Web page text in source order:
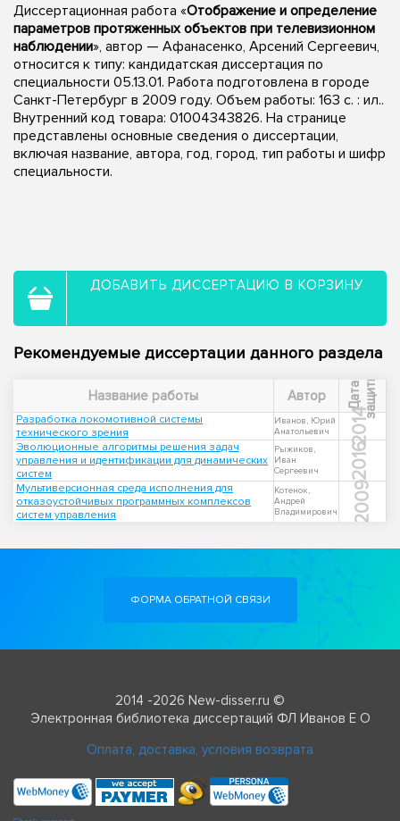
Диссертационная работа «Отображение и определение
параметров протяженных объектов при телевизионном
наблюдении», автор — Афанасенко, Арсений Сергеевич,
относится к типу: кандидатская диссертация по
специальности 05.13.01. Работа подготовлена в городе
Санкт-Петербург в 2009 году. Объем работы: 163 с. : ил..
Внутренний код товара: 01004343826. На странице
представлены основные сведения о диссертации,
включая название, автора, год, город, тип работы и шифр
специальности.
ДОБАВИТЬ ДИССЕРТАЦИЮ В КОРЗИНУ
Рекомендуемые диссертации данного раздела
Название работы Автор Д
а
т
а
з
а
щ
и
ты
Разработка локомотивной системы
технического зрения
Иванов, Юрий
Анатольевич
2014
Эволюционные алгоритмы решения задач
управления и идентификации для динамических
систем
Рыжиков,
Иван
Сергеевич
2016
Мультиверсионная среда исполнения для
отказоустойчивых программных комплексов
систем управления
Котенок,
Андрей
Владимирович
2009
ФОРМА ОБРАТНОЙ СВЯЗИ
2014 -2026 New-disser.ru ©
Электронная библиотека диссертаций ФЛ Иванов Е О
Оплата, доставка, условия возврата